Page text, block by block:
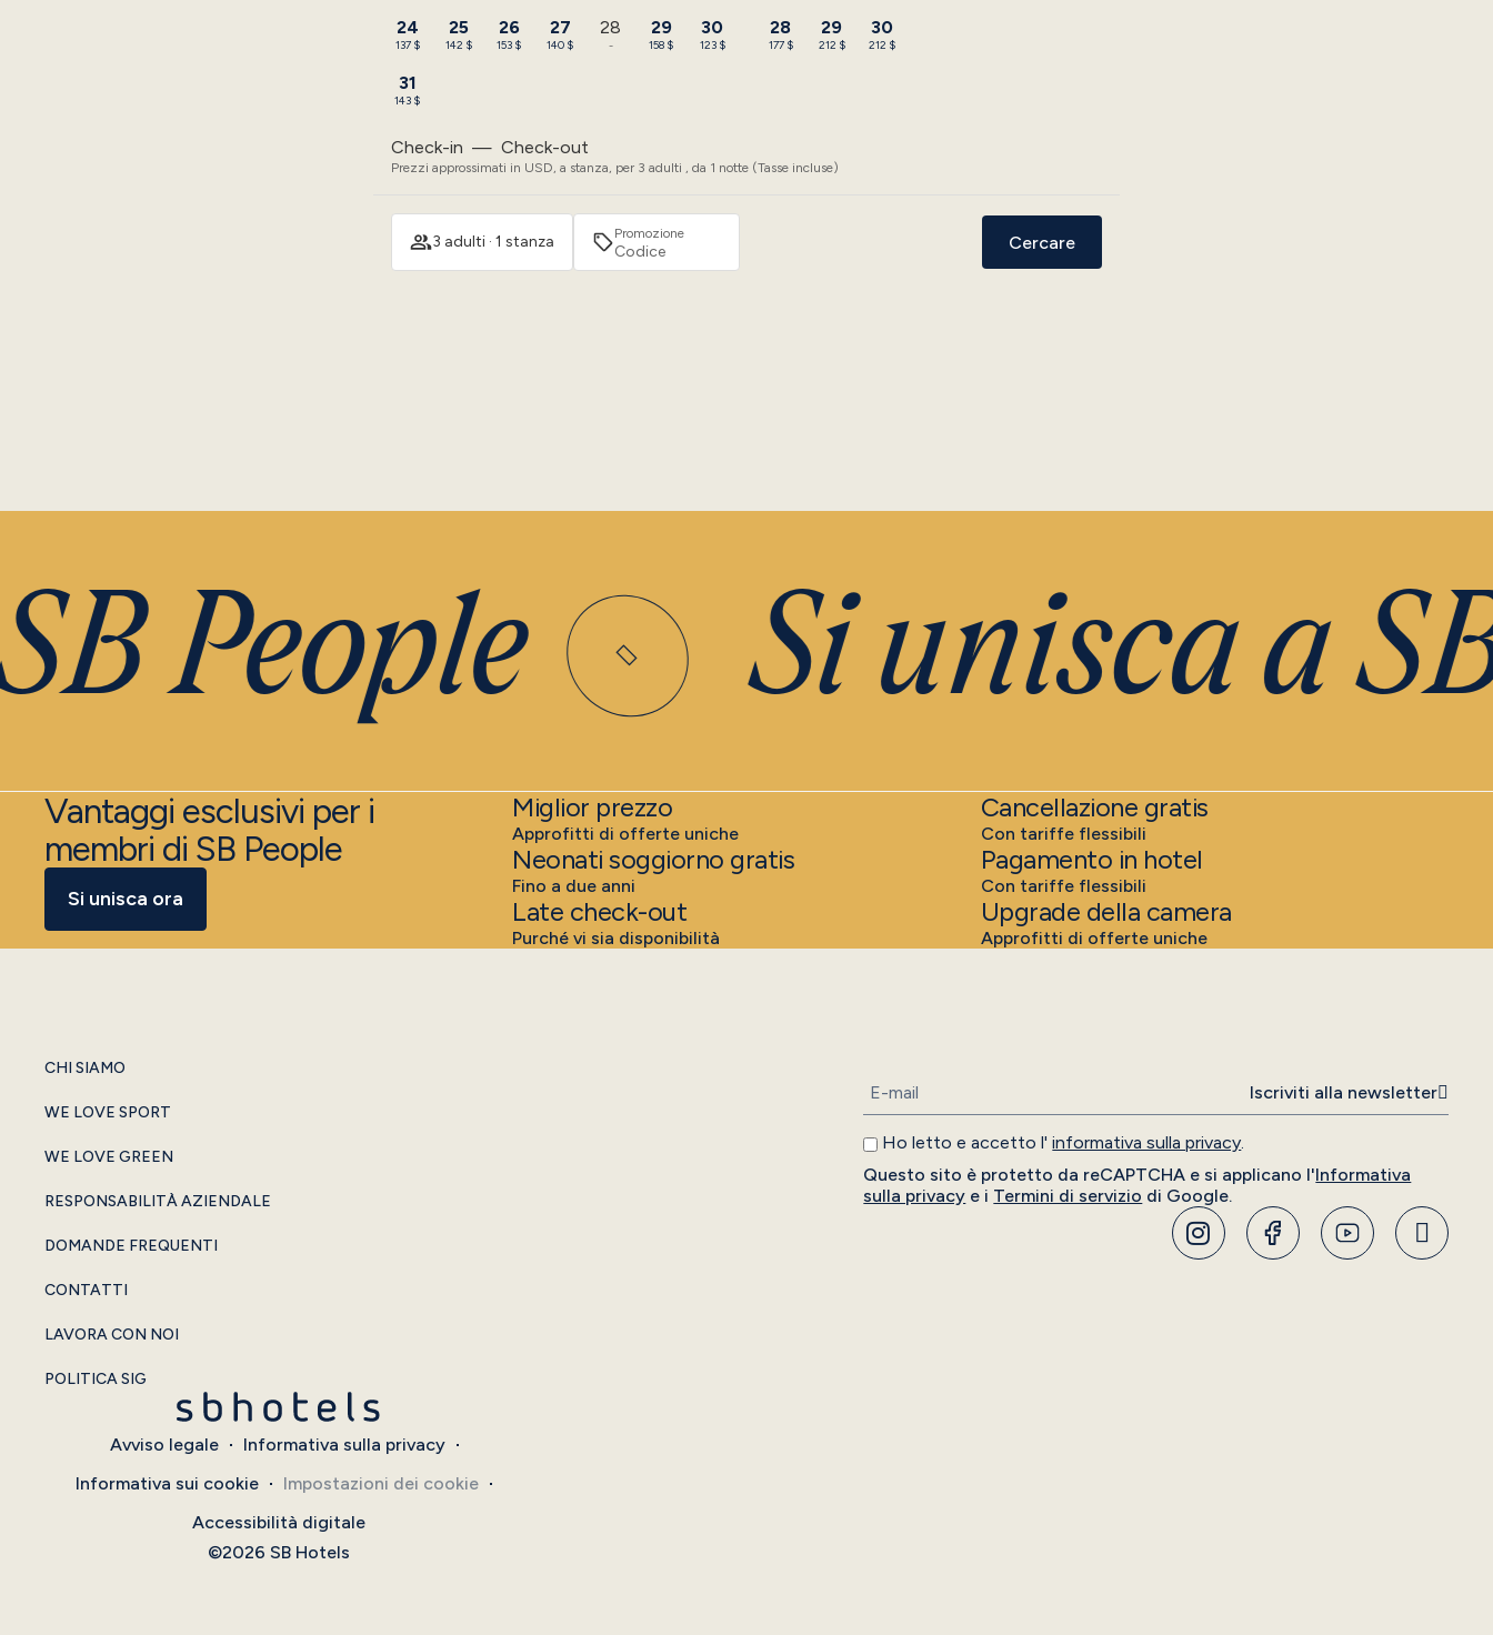
24
137 $
25
142 $
26
153 $
27
140 $
28
-
29
158 $
30
123 $
31
143 $
28
177 $
29
212 $
30
212 $
Check-in — Check-out
Prezzi approssimati in USD, a stanza, per 3 adulti , da 1 notte (Tasse incluse)
3 adulti · 1 stanza Promozione Cercare
People Si unisca a SB
Vantaggi esclusivi per i
membri di SB People
Si unisca ora
Miglior prezzo
Approfitti di offerte uniche
Neonati soggiorno gratis
Fino a due anni
Late check-out
Purché vi sia disponibilità
Cancellazione gratis
Con tariffe flessibili
Pagamento in hotel
Con tariffe flessibili
Upgrade della camera
Approfitti di offerte uniche
CHI SIAMO
WE LOVE SPORT
WE LOVE GREEN
RESPONSABILITÀ AZIENDALE
DOMANDE FREQUENTI
CONTATTI
LAVORA CON NOI
POLITICA SIG
Ho letto e accetto l'informativa sulla privacy.
Questo sito è protetto da reCAPTCHA e si applicano l'Informativa
sulla privacy e i Termini di servizio di Google.
Iscriviti alla newsletter
Avviso legale
Informativa sulla privacy
Informativa sui cookie
Impostazioni dei cookie
Accessibilità digitale
©2026 SB Hotels